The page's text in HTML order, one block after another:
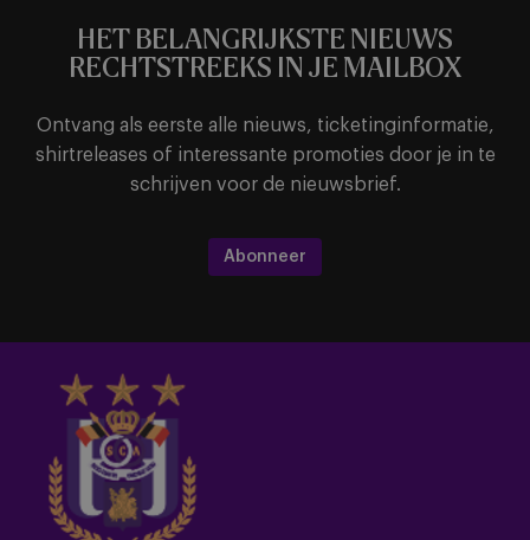
HET BELANGRIJKSTE NIEUWS
RECHTSTREEKS IN JE MAILBOX
Ontvang als eerste alle nieuws, ticketinginformatie,
shirtreleases of interessante promoties door je in te
schrijven voor de nieuwsbrief.
Abonneer